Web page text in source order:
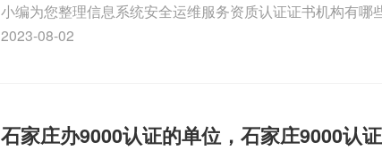
维服务资质二级
小编为您整理信息系统安全运维服务资质认证证书机构有哪
务资质的费用是多少啊、安全运维服务资质哪家便宜、安全
2023-08-02
石家庄办9000认证的单位，石家庄9000认